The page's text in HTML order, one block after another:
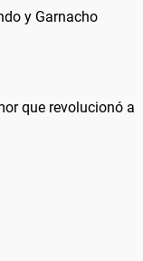
y Garnacho
que revolucionó a